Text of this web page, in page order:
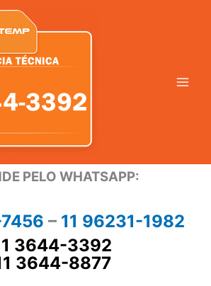
PELO WHATSAPP:
– 11 96231-1982
3644-3392
3644-8877